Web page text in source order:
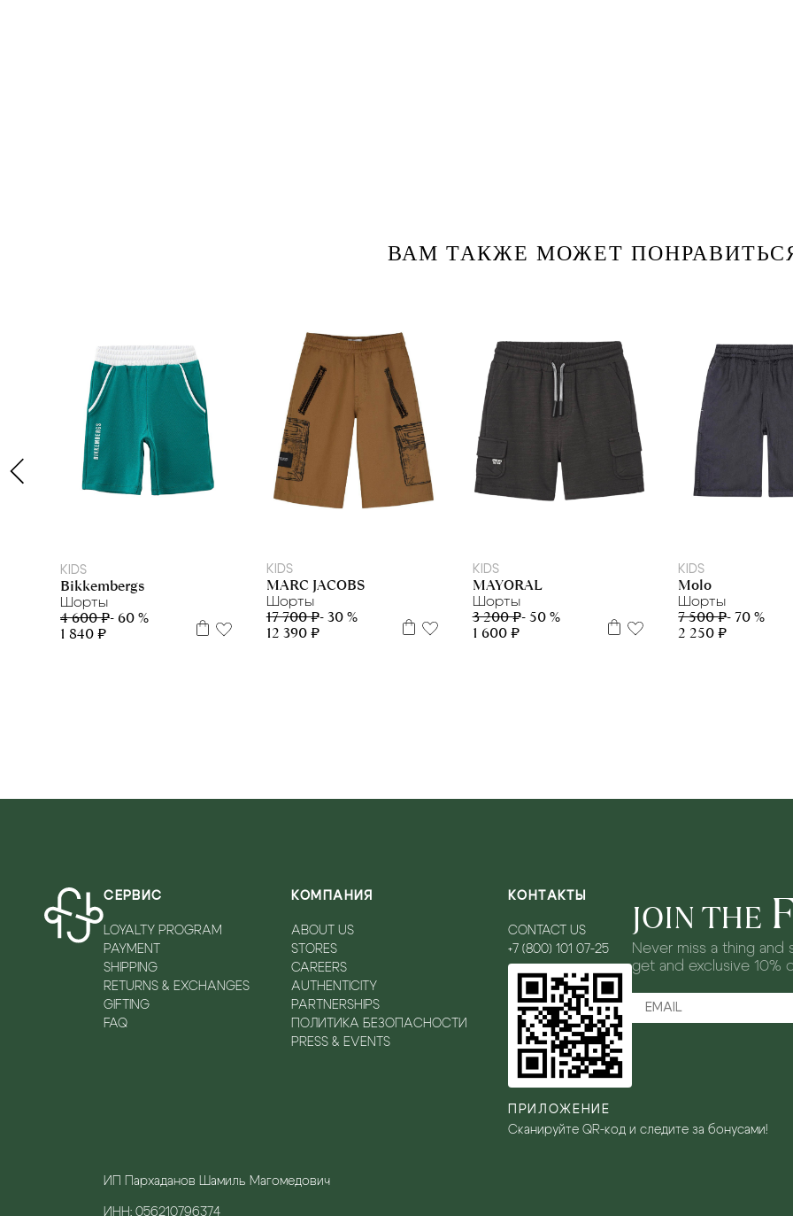
ВАМ ТАКЖЕ МОЖЕТ
KIDS
Bikkembergs
Шорты
4 600 ₽- 60 %
1 840 ₽
KIDS
MARC JACOBS
Шорты
17 700 ₽- 30 %
12 390 ₽
KIDS
MAYORAL
Шорты
3 200 ₽- 50 %
1 600 ₽
KIDS
Molo
Шорты
7 500 ₽- 70 %
2 250 ₽
СЕРВИС
LOYALTY PROGRAM
PAYMENT
SHIPPING
RETURNS & EXCHANGES
GIFTING
FAQ
КОМПАНИЯ
ABOUT US
STORES
CAREERS
AUTHENTICITY
PARTNERSHIPS
ПОЛИТИКА БЕЗОПАСНОСТИ
PRESS & EVENTS
КОНТАКТЫ
CONTACT US
+7 (800) 101 07-25
ПРИЛОЖЕНИЕ
Сканируйте QR-код и следите за бонусами!
ИП Пархаданов Шамиль Магомедович
ИНН: 056210796374
JOIN THE
Never miss a thing
get and exclusive 10%